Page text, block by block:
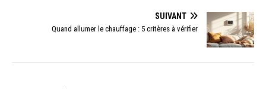
SUIVANT
Quand allumer le chauffage : 5 critères à vérifier